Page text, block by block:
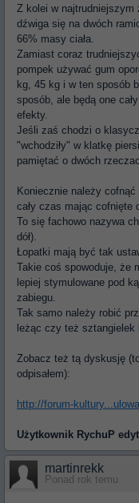
Z kolei w najtrudniejszym
dźwiga się na dwóch
66% masy ciała.
Zamiast coraz
pompek używać gum
kg, 45 kg i w ten sposób
sposób, ale będą one
efekty.
Jeśli zaś chodzi o
"wchodziły" w klatkę
pamiętać o dwóch
Koniecznie należy cofnąć
cały czas mając cofnięte
To się fachowo nazywa
dół).
Łopatki mają być tak
Takie coś spowoduje, że
lepiej stymulowane pod
zabiegu.
Tak samo należy robić
leżąc czy też sztangielek
Zobacz też tą dyskusję
odpisałem):
http://forum-
Użytkownik RychuP
martinrekk
Ponad rok temu